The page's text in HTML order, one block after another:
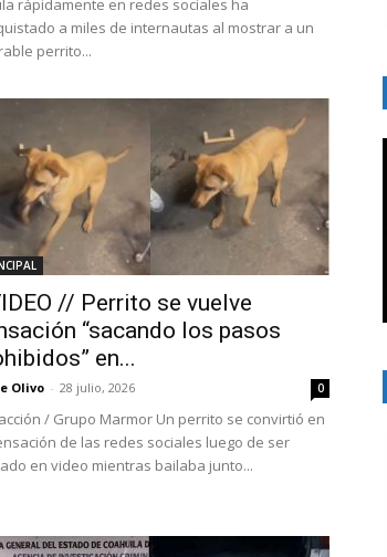
rápidamente en redes sociales ha
a miles de internautas al mostrar a un
perrito...
// Perrito se vuelve
“sacando los pasos
en...
Olivo - 28 julio, 2026 0
/ Grupo Marmor Un perrito se convirtió en
de las redes sociales luego de ser
en video mientras bailaba junto...